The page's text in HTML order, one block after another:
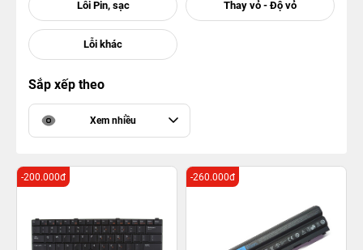
Sắp xếp theo
Xem nhiều
-200.000đ -260.000đ